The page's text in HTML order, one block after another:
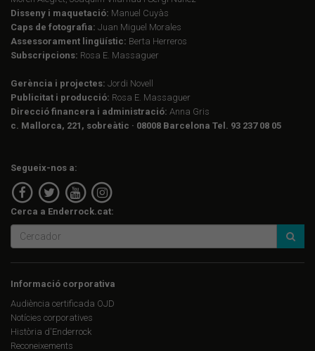
Disseny i maquetació: Manuel Cuyàs
Caps de fotografia: Juan Miguel Morales
Assessorament lingüístic: Berta Herreros
Subscripcions: Rosa E. Massaguer
Gerència i projectes: Jordi Novell
Publicitat i producció: Rosa E. Massaguer
Direcció financera i administració: Anna Gris
c. Mallorca, 221, sobreàtic · 08008 Barcelona Tel. 93 237 08 05
Segueix-nos a:
Cerca a Enderrock.cat:
Informació corporativa
Audiència certificada OJD
Notícies corporatives
Història d'Enderrock
Reconeixements